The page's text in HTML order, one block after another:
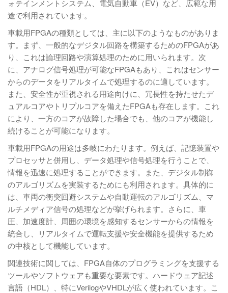
ォテインメントシステム、電気自動車（EV）など、広範な用
途で利用されています。
車載用FPGAの種類としては、主に以下のようなものがありま
す。まず、一般的なデジタル回路を構築するためのFPGAがあ
り、これは論理回路や演算処理のために用いられます。次
に、アナログ信号処理が可能なFPGAもあり、これはセンサー
からのデータをリアルタイムで処理するのに適しています。
また、安全性が重視される用途向けに、冗長性を持たせたデ
ュアルコアやトリプルコアを備えたFPGAも存在します。これ
により、一方のコアが故障した場合でも、他のコアが機能し
続けることが可能になります。
車載用FPGAの用途は多岐にわたります。例えば、記憶装置や
プロセッサと併用し、データ処理や信号処理を行うことで、
情報を迅速に処理することができます。また、デジタル制御
のアルゴリズムを実装するためにも利用されます。具体的に
は、車両の衝突回避システムや自動運転のアルゴリズム、マ
ルチメディア信号の処理などが挙げられます。さらに、車
圧、加速度計、周囲の環境を感知するセンサーからの情報を
統合し、リアルタイムで運転支援や安全機能を提供するため
の中核として機能しています。
関連技術に関しては、FPGA自体のプログラミングを支援する
ツールやソフトウェアも重要な要素です。ハードウェア記述
言語（HDL）、特にVerilogやVHDLが広く使われています。こ